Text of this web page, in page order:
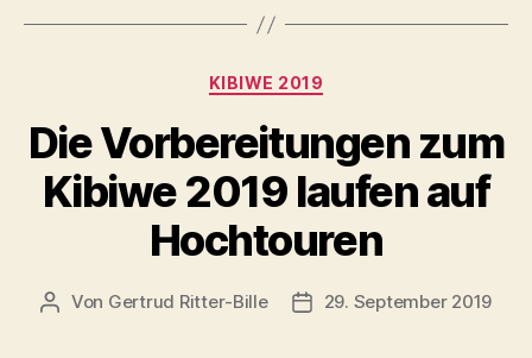
Kategorien
KIBIWE 2019
Die Vorbereitungen zum
Kibiwe 2019 laufen auf
Hochtouren
Beitragsautor
Von Gertrud Ritter-Bille Veröffentlichungsdatum
29. September 2019